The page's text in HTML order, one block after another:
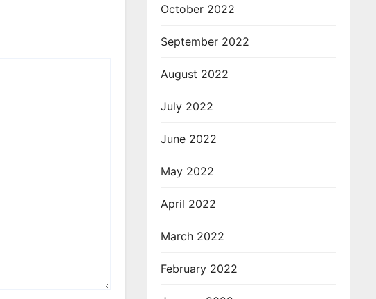
October 2022
September 2022
August 2022
July 2022
June 2022
May 2022
April 2022
March 2022
February 2022